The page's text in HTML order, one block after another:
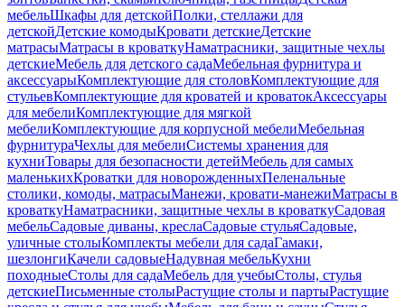
мебельШкафы для детскойПолки, стеллажи для
детскойДетские комодыКровати детскиеДетские
матрасыМатрасы в кроваткуНаматрасники, защитные чехлы
детскиеМебель для детского садаМебельная фурнитура и
аксессуарыКомплектующие для столовКомплектующие для
стульевКомплектующие для кроватей и кроватокАксессуары
для мебелиКомплектующие для мягкой
мебелиКомплектующие для корпусной мебелиМебельная
фурнитураЧехлы для мебелиСистемы хранения для
кухниТовары для безопасности детейМебель для самых
маленькихКроватки для новорожденныхПеленальные
столики, комоды, матрасыМанежи, кровати-манежиМатрасы в
кроваткуНаматрасники, защитные чехлы в кроваткуСадовая
мебельСадовые диваны, креслаСадовые стульяСадовые,
уличные столыКомплекты мебели для садаГамаки,
шезлонгиКачели садовыеНадувная мебельКухни
походныеСтолы для садаМебель для учебыСтолы, стулья
детскиеПисьменные столыРастущие столы и партыРастущие